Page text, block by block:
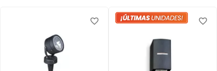
favorite_border
favorite_border favorite_border
favorite_border